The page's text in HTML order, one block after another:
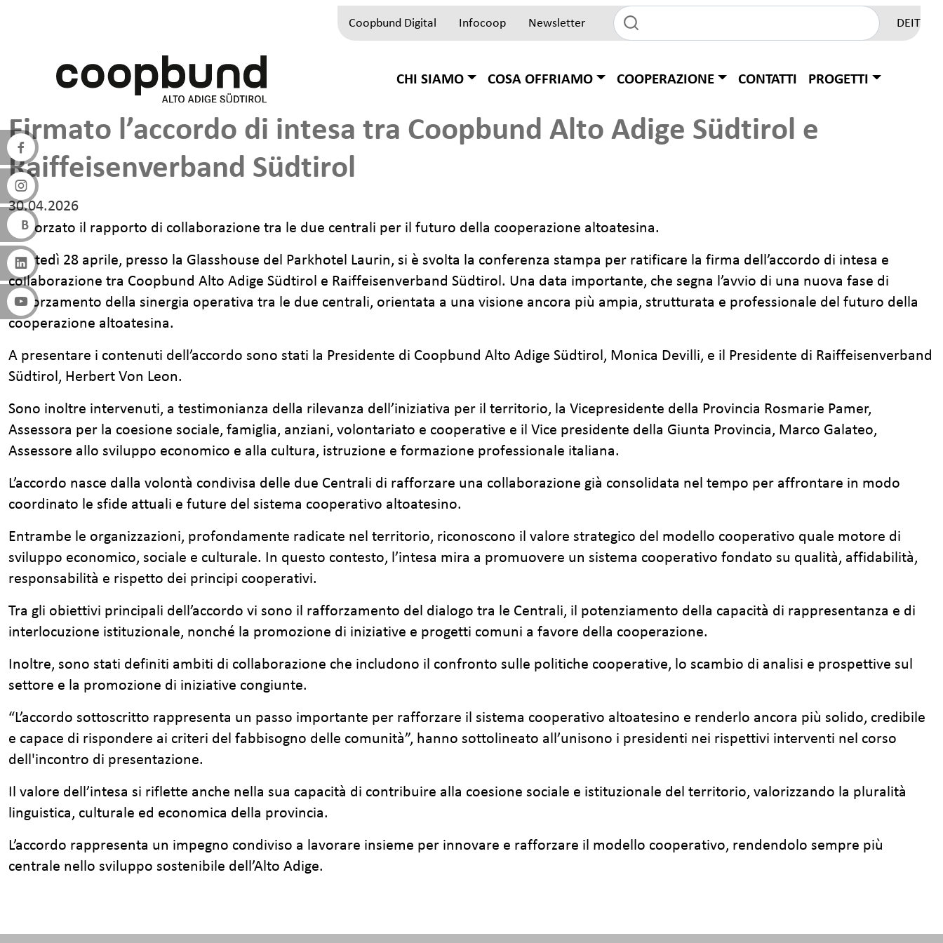
Top Block
Coopbund Digital Infocoop Newsletter DEIT
Hauptnavigation
CHI SIAMO COSA OFFRIAMO COOPERAZIONE CONTATTI PROGETTI
Firmato l’accordo di intesa tra Coopbund Alto Adige Südtirol e
Raiffeisenverband Südtirol
30.04.2026
Rafforzato il rapporto di collaborazione tra le due centrali per il futuro della cooperazione altoatesina.
Martedì 28 aprile, presso la Glasshouse del Parkhotel Laurin, si è svolta la conferenza stampa per ratificare la firma dell’accordo di intesa e
collaborazione tra Coopbund Alto Adige Südtirol e Raiffeisenverband Südtirol. Una data importante, che segna l’avvio di una nuova fase di
rafforzamento della sinergia operativa tra le due centrali, orientata a una visione ancora più ampia, strutturata e professionale del futuro della
cooperazione altoatesina.
A presentare i contenuti dell’accordo sono stati la Presidente di Coopbund Alto Adige Südtirol, Monica Devilli, e il Presidente di Raiffeisenverband
Südtirol, Herbert Von Leon.
Sono inoltre intervenuti, a testimonianza della rilevanza dell’iniziativa per il territorio, la Vicepresidente della Provincia Rosmarie Pamer,
Assessora per la coesione sociale, famiglia, anziani, volontariato e cooperative e il Vice presidente della Giunta Provincia, Marco Galateo,
Assessore allo sviluppo economico e alla cultura, istruzione e formazione professionale italiana.
L’accordo nasce dalla volontà condivisa delle due Centrali di rafforzare una collaborazione già consolidata nel tempo per affrontare in modo
coordinato le sfide attuali e future del sistema cooperativo altoatesino.
Entrambe le organizzazioni, profondamente radicate nel territorio, riconoscono il valore strategico del modello cooperativo quale motore di
sviluppo economico, sociale e culturale. In questo contesto, l’intesa mira a promuovere un sistema cooperativo fondato su qualità, affidabilità,
responsabilità e rispetto dei principi cooperativi.
Tra gli obiettivi principali dell’accordo vi sono il rafforzamento del dialogo tra le Centrali, il potenziamento della capacità di rappresentanza e di
interlocuzione istituzionale, nonché la promozione di iniziative e progetti comuni a favore della cooperazione.
Inoltre, sono stati definiti ambiti di collaborazione che includono il confronto sulle politiche cooperative, lo scambio di analisi e prospettive sul
settore e la promozione di iniziative congiunte.
“L’accordo sottoscritto rappresenta un passo importante per rafforzare il sistema cooperativo altoatesino e renderlo ancora più solido, credibile
e capace di rispondere ai criteri del fabbisogno delle comunità”, hanno sottolineato all’unisono i presidenti nei rispettivi interventi nel corso
dell'incontro di presentazione.
Il valore dell’intesa si riflette anche nella sua capacità di contribuire alla coesione sociale e istituzionale del territorio, valorizzando la pluralità
linguistica, culturale ed economica della provincia.
L’accordo rappresenta un impegno condiviso a lavorare insieme per innovare e rafforzare il modello cooperativo, rendendolo sempre più
centrale nello sviluppo sostenibile dell’Alto Adige.